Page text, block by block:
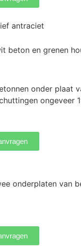
onder
ongeveer
onderplaten van